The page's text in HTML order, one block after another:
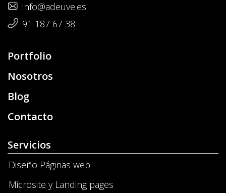
info@adeuve.es
91 187 67 38
Portfolio
Nosotros
Blog
Contacto
Servicios
Diseño Páginas web
Microsite y Landing pages